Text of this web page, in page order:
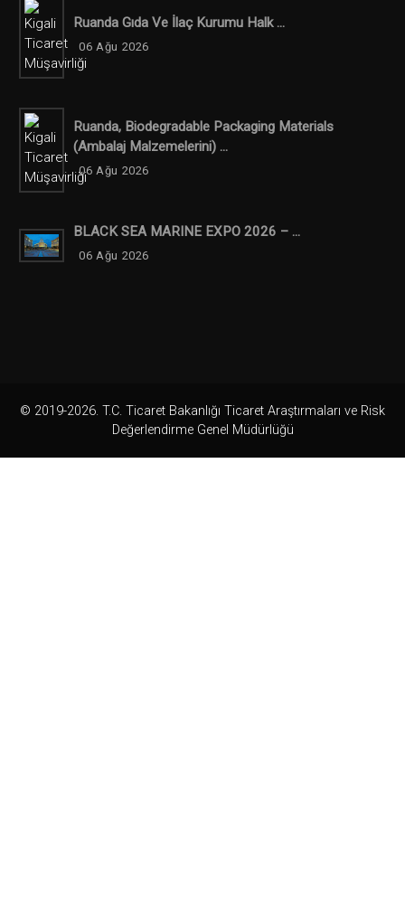
Ruanda Gıda Ve İlaç Kurumu Halk ...
06 Ağu 2026
Ruanda, Biodegradable Packaging Materials
(ambalaj Malzemelerini) ...
06 Ağu 2026
BLACK SEA MARINE EXPO 2026 – ...
06 Ağu 2026
© 2019-2026. T.C. Ticaret Bakanlığı Ticaret Araştırmaları ve Risk
Değerlendirme Genel Müdürlüğü